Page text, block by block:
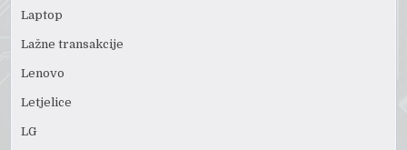
Laptop
Lažne transakcije
Lenovo
Letjelice
LG